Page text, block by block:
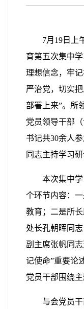
7月 19 日上
育第五次集中
理想信念，牢
严治党，切实
部署上来”。所
党员领导干部
书记共30余人
同志主持学习研
本次集中
个环节内容：
教育；二是所
处长孔朝晖同
副主席张帆同
记使命”重要论
党员干部围绕主
与会党员